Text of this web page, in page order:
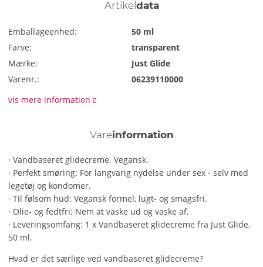
Artikel data
Emballageenhed:
50 ml
Farve:
transparent
Mærke:
Just Glide
Varenr.:
06239110000
vis mere information
Vareinformation
· Vandbaseret glidecreme. Vegansk.
· Perfekt smøring: For langvarig nydelse under sex - selv med
legetøj og kondomer.
· Til følsom hud: Vegansk formel, lugt- og smagsfri.
· Olie- og fedtfri: Nem at vaske ud og vaske af.
· Leveringsomfang: 1 x Vandbaseret glidecreme fra Just Glide,
50 ml.
Hvad er det særlige ved vandbaseret glidecreme?